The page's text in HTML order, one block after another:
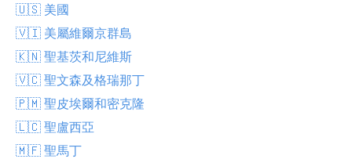
🇺🇸 美國
🇻🇮 美屬維爾京群島
🇰🇳 聖基茨和尼維斯
🇻🇨 聖文森及格瑞那丁
🇵🇲 聖皮埃爾和密克隆
🇱🇨 聖盧西亞
🇲🇫 聖馬丁